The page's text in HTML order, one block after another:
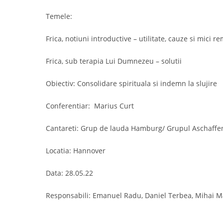
Temele:
Frica, notiuni introductive – utilitate, cauze si mici
Frica, sub terapia Lui Dumnezeu – solutii
Obiectiv: Consolidare spirituala si indemn la slujire
Conferentiar:  Marius Curt
Cantareti: Grup de lauda Hamburg/ Grupul
Locatia: Hannover
Data: 28.05.22
Responsabili: Emanuel Radu, Daniel Terbea, Mihai